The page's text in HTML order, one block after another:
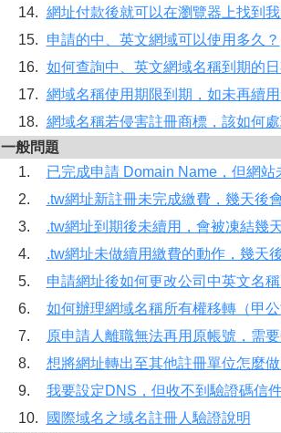
14. 網址付款後就可以在瀏覽器上找到
15.
申請的中、英文網域可以使用多久？
16. 如何查詢中、英文網域名稱到期的
17. 網域名稱使用期限到期，如未再續
18. 網域名稱若侵害註冊商標，該如何
一般問題
1.
已完成申請 Domain Name，但網
2.
.tw網址新註冊未完成繳費，幾天後
3.
.tw網址到期後未續用，會被凍結幾
4.
.tw網址未做續用繳費的動作，幾天
5.
申請網址後如何更改公司中英文名
6.
如何辦理網域名稱所有權移轉（甲
7.
原申請人離職無法再用原帳號，需
8.
想將網址轉出至其他註冊單位怎麼
9.
我要設定DNS，但收不到驗證碼信
10.
國際域名之域名註冊人驗證說明